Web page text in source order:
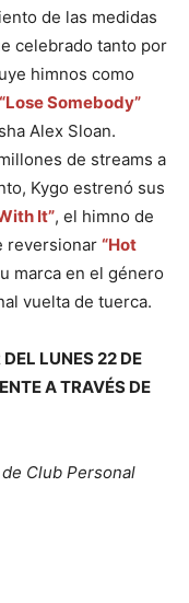
de las medidas
celebrado tanto por
himnos como
“Lose Somebody”
Alex Sloan.
de streams a
Kygo estrenó sus
It”, el himno de
reversionar “Hot
marca en el género
vuelta de tuerca.
LUNES 22 DE
A TRAVÉS DE
Club Personal